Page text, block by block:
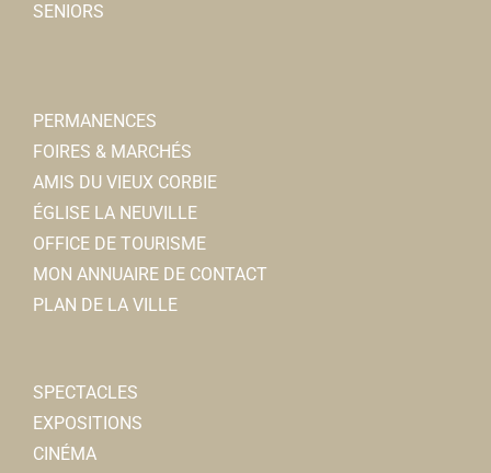
SENIORS
PERMANENCES
FOIRES & MARCHÉS
AMIS DU VIEUX CORBIE
ÉGLISE LA NEUVILLE
OFFICE DE TOURISME
MON ANNUAIRE DE CONTACT
PLAN DE LA VILLE
SPECTACLES
EXPOSITIONS
CINÉMA